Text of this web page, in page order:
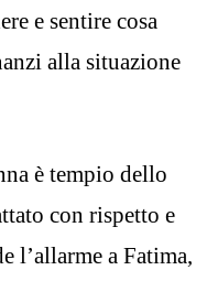
e sentire cosa
alla situazione
è tempio dello
con rispetto e
l’allarme a Fatima,